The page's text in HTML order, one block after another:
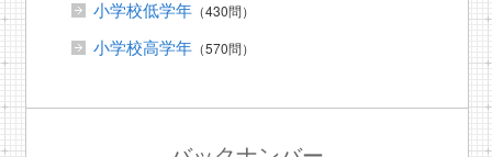
小学校低学年（430問）
小学校高学年（570問）